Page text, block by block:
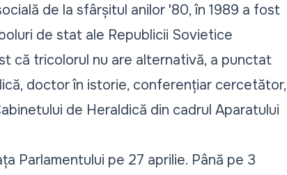
de la sfârșitul anilor '80, în 1989 a fost
de stat ale Republicii Sovietice
că tricolorul nu are alternativă, a punctat
doctor în istorie, conferențiar cercetător,
de Heraldică din cadrul Aparatului
Parlamentului pe 27 aprilie. Până pe 3